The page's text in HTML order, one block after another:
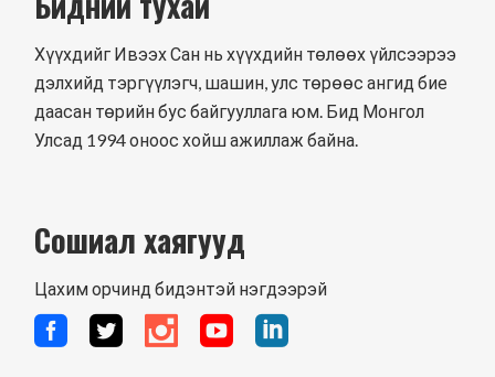
Хүүхдийг Ивээх Сан нь хүүхдийн төлөөх үйлсээрээ
дэлхийд тэргүүлэгч, шашин, улс төрөөс ангид бие
даасан төрийн бус байгууллага юм. Бид Монгол
Улсад 1994 оноос хойш ажиллаж байна.
Сошиал хаягууд
Цахим орчинд бидэнтэй нэгдээрэй